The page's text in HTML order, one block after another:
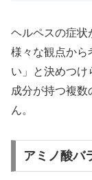
ヘルペスの症状
様々な観点から
い」と決めつけ
成分が持つ複
ん。
アミノ酸バ